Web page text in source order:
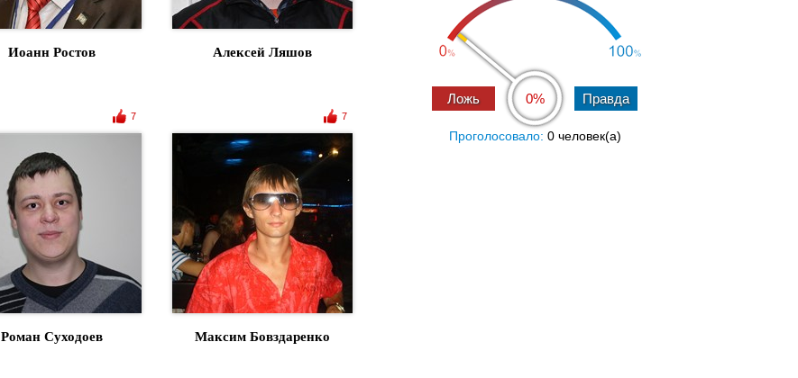
Иоанн Ростов Алексей Ляшов
7
Роман Суходоев
7
Максим Бовздаренко
0%
Проголосовало: 0 человек(a)